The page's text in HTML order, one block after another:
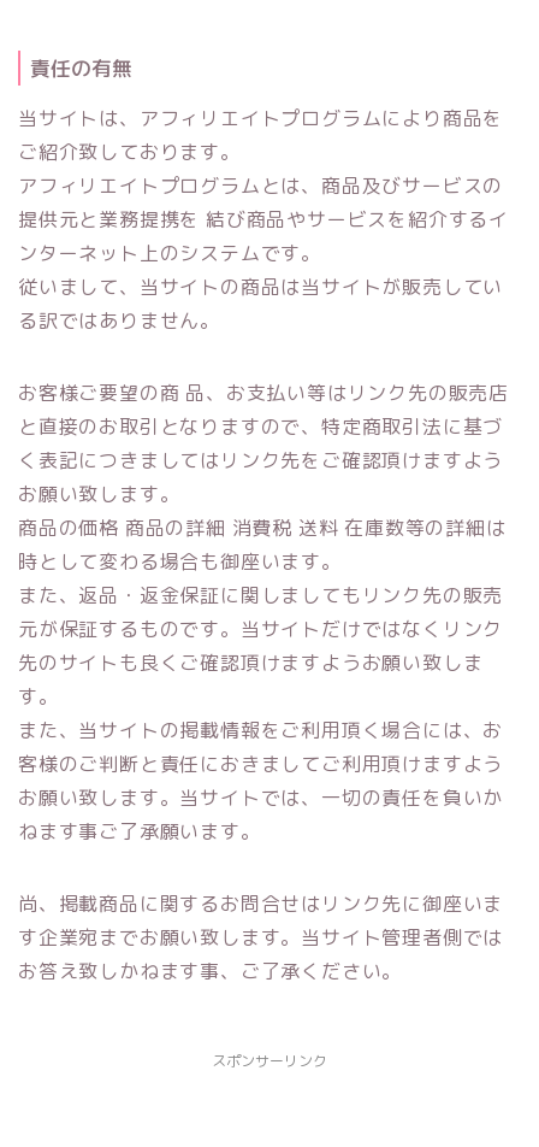
責任の有無
当サイトは、アフィリエイトプログラムにより商品を
ご紹介致しております。
アフィリエイトプログラムとは、商品及びサービスの
提供元と業務提携を 結び商品やサービスを紹介するイ
ンターネット上のシステムです。
従いまして、当サイトの商品は当サイトが販売してい
る訳ではありません。
お客様ご要望の商 品、お支払い等はリンク先の販売店
と直接のお取引となりますので、特定商取引法に基づ
く表記につきましてはリンク先をご確認頂けますよう
お願い致します。
商品の価格 商品の詳細 消費税 送料 在庫数等の詳細は
時として変わる場合も御座います。
また、返品・返金保証に関しましてもリンク先の販売
元が保証するものです。当サイトだけではなくリンク
先のサイトも良くご確認頂けますようお願い致しま
す。
また、当サイトの掲載情報をご利用頂く場合には、お
客様のご判断と責任におきましてご利用頂けますよう
お願い致します。当サイトでは、一切の責任を負いか
ねます事ご了承願います。
尚、掲載商品に関するお問合せはリンク先に御座いま
す企業宛までお願い致します。当サイト管理者側では
お答え致しかねます事、ご了承ください。
スポンサーリンク